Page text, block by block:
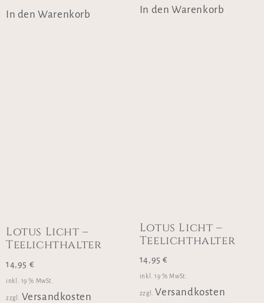
In den Warenkorb In den Warenkorb
Lotus Licht –
Teelichthalter
14,95 €
inkl. 19 % MwSt.
zzgl. Versandkosten
Lotus Licht –
Teelichthalter
14,95€
inkl. 19 % MwSt.
zzgl. Versandkosten